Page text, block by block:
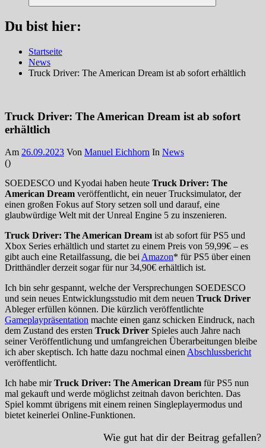
Suchen
Du bist hier:
Startseite
News
Truck Driver: The American Dream ist ab sofort erhältlich
Truck Driver: The American Dream ist ab sofort
erhältlich
Am 26.09.2023 Von Manuel Eichhorn In News
()
SOEDESCO und Kyodai haben heute Truck Driver: The
American Dream veröffentlicht, ein neuer Trucksimulator, der
einen großen Fokus auf Story setzen soll und darauf, eine
glaubwürdige Welt mit der Unreal Engine 5 zu inszenieren.
Truck Driver: The American Dream ist ab sofort für PS5 und
Xbox Series erhältlich und startet zu einem Preis von 59,99€ – es
gibt auch eine Retailfassung, die bei Amazon* für PS5 über einen
Dritthändler derzeit sogar für nur 34,90€ erhältlich ist.
Ich bin sehr gespannt, welche der Versprechungen SOEDESCO
und sein neues Entwicklungsstudio mit dem neuen Truck Driver
Ableger erfüllen können. Die kürzlich veröffentlichte
Gameplaypräsentation machte einen ganz schicken Eindruck, nach
dem Zustand des ersten Truck Driver Spieles auch Jahre nach
seiner Veröffentlichung und umfangreichen Überarbeitungen bleibe
ich aber skeptisch. Ich hatte dazu nochmal einen Abschlussbericht
veröffentlicht.
Ich habe mirTruck Driver: The American Dream für PS5 nun
mal gekauft und werde möglichst zeitnah davon berichten. Das
Spiel kommt übrigens mit einem reinen Singleplayermodus und
bietet keinerlei Online-Funktionen.
Wie gut hat dir der Beitrag gefallen?